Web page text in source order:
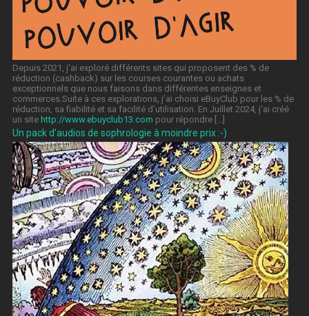
Depuis 2021, j’ai exploré différents sites qui proposent des % de
réduction (cashback) sur les courses courantes ou achats
exceptionnels que nous faisons dans différentes enseignes et
commerces.Suite à ces explorations, j’ai choisi eBuyClub pour les % de
réduction, sa fiabilité et sa facilité d’utilisation. En Juillet 2024, j’ai créé
un site http://www.ebuyclub13.com pour répondre […]
Un pack d’audios de sophrologie à moindre prix :-)